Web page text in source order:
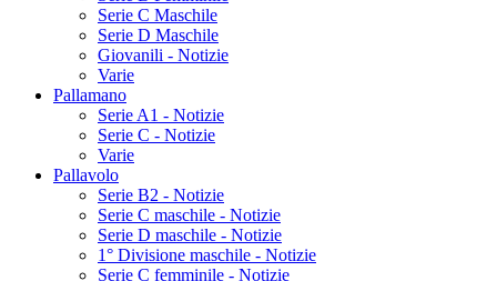
Serie C Maschile
Serie D Maschile
Giovanili - Notizie
Varie
Pallamano
Serie A1 - Notizie
Serie C - Notizie
Varie
Pallavolo
Serie B2 - Notizie
Serie C maschile - Notizie
Serie D maschile - Notizie
1° Divisione maschile - Notizie
Serie C femminile - Notizie